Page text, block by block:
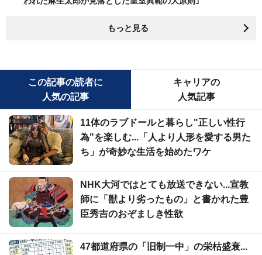
もっと見る
この記事の読者に
人気の記事
キャリアの
人気記事
11体のラブドールと暮らし"正しい性行
為"を楽しむ...「人より人形を愛する男た
ち」が奇妙な生活を始めたワケ
NHK大河ではとても放送できない...宣教
師に「獣より劣ったもの」と書かれた豊
臣秀吉のおぞましき性欲
47都道府県の「旧制一中」の栄枯盛衰...